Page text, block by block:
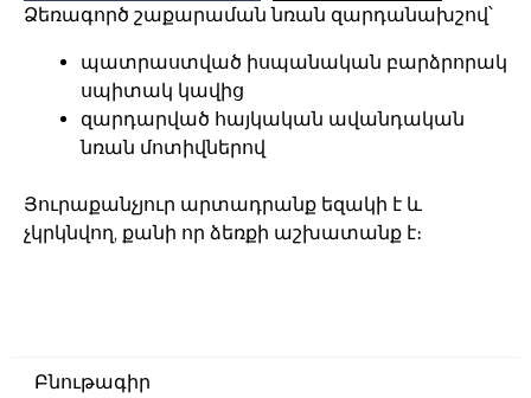
Ձեռագործ շաքարաման նռան զարդանախշով՝
պատրաստված իսպանական բարձրորակ
սպիտակ կավից
զարդարված հայկական ավանդական
նռան մոտիվներով
Յուրաքանչյուր արտադրանք եզակի է և
չկրկնվող, քանի որ ձեռքի աշխատանք է։
Բնութագիր